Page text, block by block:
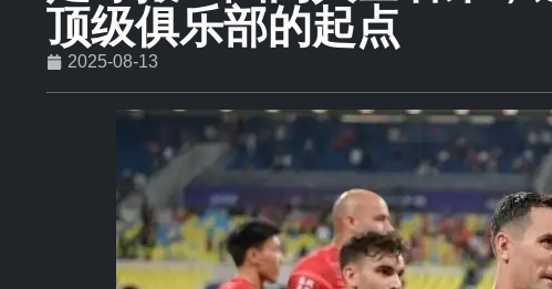
顶级俱乐部的起点
2025-08-13